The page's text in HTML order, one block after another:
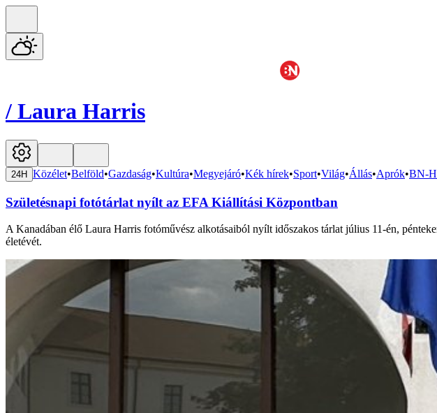
/ Laura Harris
24H Közélet•Belföld•Gazdaság•Kultúra•Megyejáró•Kék hírek•Sport•Világ•Állás•Aprók•BN-
Születésnapi fotótárlat nyílt az EFA Kiállítási Központban
A Kanadában élő Laura Harris fotóművész alkotásaiból nyílt időszakos tárlat július 11-én,
életévét.